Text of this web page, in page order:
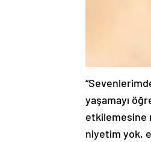
yaşamayı
etkilemesine
niyetim yok,